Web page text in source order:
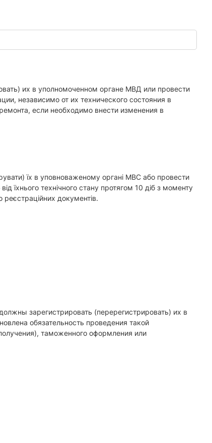
их в уполномоченном органе МВД или провести
независимо от их технического состояния в
если необходимо внести изменения в
їх в уповноваженому органі МВС або провести
їхнього технічного стану протягом 10 діб з моменту
документів.
зарегистрировать (перерегистрировать) их в
обязательность проведения такой
таможенного оформления или